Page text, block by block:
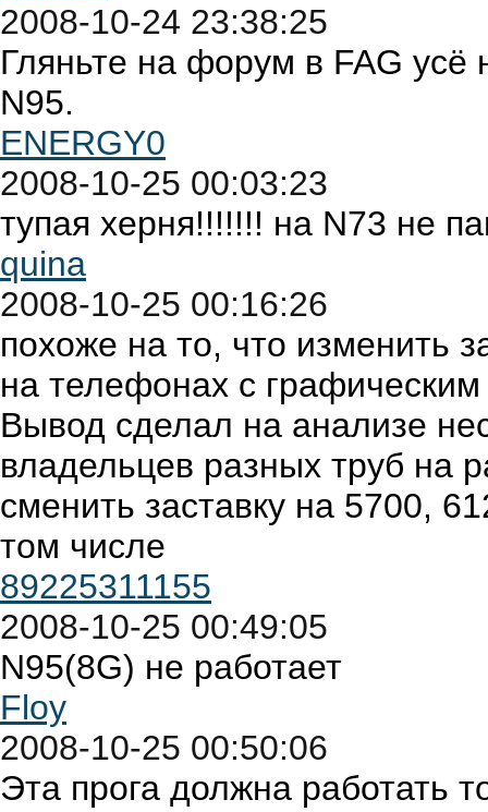
2008-10-24 23:38:25
Гляньте на форум в FAG усё
N95.
ENERGY0
2008-10-25 00:03:23
тупая херня!!!!!!! на N73 не
quina
2008-10-25 00:16:26
похоже на то, что изменить
на телефонах с
Вывод сделал на анализе
владельцев разных труб на
сменить заставку на 5700,
том числе
89225311155
2008-10-25 00:49:05
N95(8G) не работает
Floy
2008-10-25 00:50:06
Эта прога должна работать